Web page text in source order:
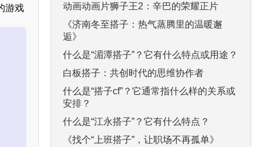
游戏
动画动画片狮子王2：辛巴的荣耀正片
《济南冬至搭子：热气蒸腾里的温暖邂
逅》
什么是“湄潭搭子”？它有什么特点或用途？
白板搭子：共创时代的思维协作者
什么是“搭子cf”？它通常指什么样的关系或
安排？
什么是“江永搭子”？它有什么特点？
《找个“上班搭子”，让职场不再孤单》